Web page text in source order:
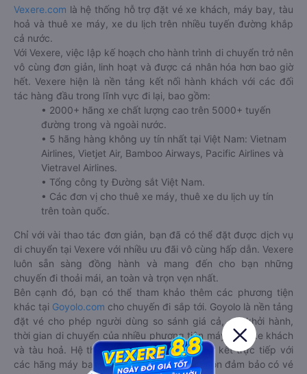
Vexere.com là hệ thống hỗ trợ đặt vé xe khách, máy bay, tàu
hoả và thuê xe máy, xe du lịch trên nhiều tuyến đường khắp
cả nước.
Với Vexere, việc lập kế hoạch cho hành trình di chuyển trở nên
vô cùng đơn giản, linh hoạt và được cá nhân hóa hơn bao giờ
hết. Vexere hiện là nền tảng kết nối hành khách với các đối
tác hàng đầu trong lĩnh vực đi lại, bao gồm:
• 2000+ hãng xe chất lượng cao trên 5000+ tuyến
đường trong và ngoài nước.
• 5 hãng hàng không uy tín nhất tại Việt Nam: Vietnam
Airlines, Vietjet Air, Bamboo Airways, Pacific Airlines và
Vietravel Airlines.
• Tổng công ty Đường sắt Việt Nam.
• Các đơn vị cho thuê xe máy, thuê xe du lịch uy tín
trên toàn quốc.
Chỉ với vài thao tác đơn giản, bạn đã có thể đặt được dịch vụ
di chuyển tại Vexere với nhiều ưu đãi vô cùng hấp dẫn. Vexere
luôn sẵn sàng đồng hành và mang đến cho bạn những
chuyến đi thoải mái, an toàn và trọn vẹn nhất.
Bên cạnh đó, bạn có thể tham khảo thêm các phương tiện
khác tại Goyolo.com cho chuyến đi sắp tới. Goyolo là nền tảng
đặt vé cho phép người dùng so sánh giá cả, giờ khởi hành,
thời gian di chuyển của nhiều phương tiện máy bay, xe khách
và tàu hoả. Hệ thống của Goyolo được liên kết trực tiếp với
các hãng máy bay, xe khách và tàu hoả, luôn đảm bảo có vé